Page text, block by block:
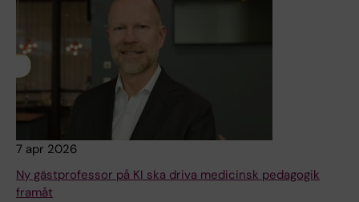
7 apr 2026
Ny gästprofessor på KI ska driva medicinsk pedagogik
framåt